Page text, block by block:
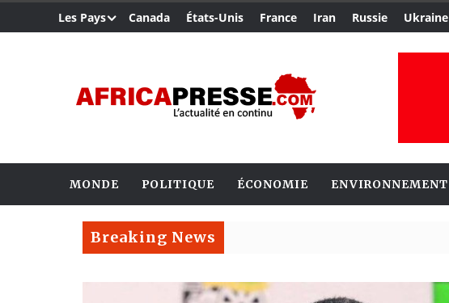
Les Pays Canada États-Unis France Iran Russie Ukraine
MONDE POLITIQUE ÉCONOMIE ENVIRONNEMENT
Breaking News